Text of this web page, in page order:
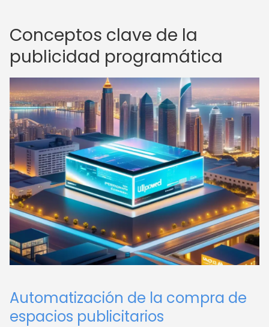
Conceptos clave de la
publicidad programática
Automatización de la compra de
espacios publicitarios